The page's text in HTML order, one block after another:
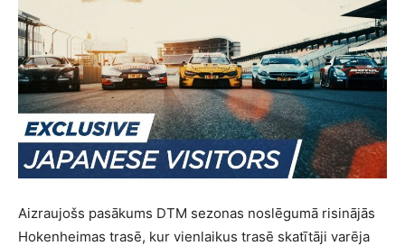
Aizraujošs pasākums DTM sezonas noslēgumā risinājās
Hokenheimas trasē, kur vienlaikus trasē skatītāji varēja